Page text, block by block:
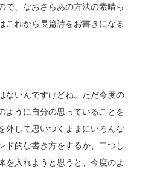
で、なおさらあの方法の素晴ら
これから長篇詩をお書きになる
ないんですけどね。ただ今度の
ように自分の思っていることを
外して思いつくままにいろんな
ド的な書き方をするか、二つし
を入れようと思うと、今度のよ